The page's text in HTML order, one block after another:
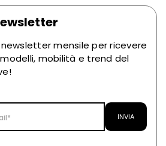
mensile per ricevere
mobilità e trend del